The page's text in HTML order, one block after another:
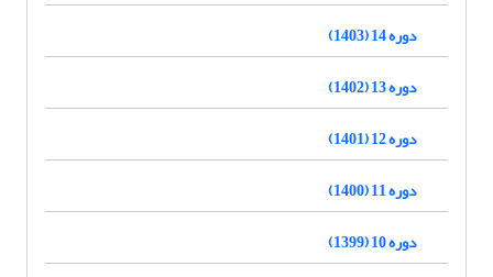
دوره 14 (1403)
دوره 13 (1402)
دوره 12 (1401)
دوره 11 (1400)
دوره 10 (1399)